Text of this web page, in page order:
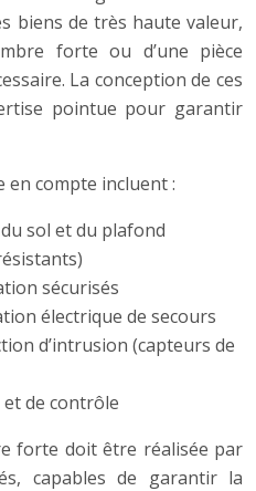
biens de très haute valeur,
forte ou d’une pièce
La conception de ces
pointue pour garantir
en compte incluent :
sol et du plafond
sécurisés
électrique de secours
d’intrusion (capteurs de
et de contrôle
forte doit être réalisée par
capables de garantir la